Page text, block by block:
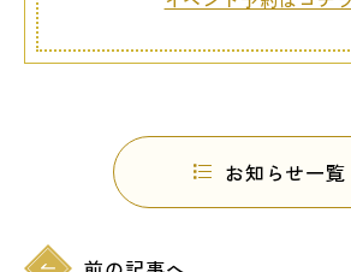
お知らせ一覧